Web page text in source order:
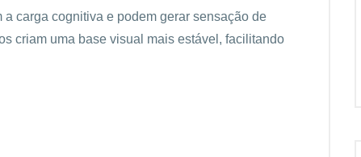
carga cognitiva e podem gerar sensação de
criam uma base visual mais estável, facilitando